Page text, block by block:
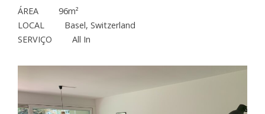
ÁREA
96m²
LOCAL
Basel, Switzerland
SERVIÇO
All In